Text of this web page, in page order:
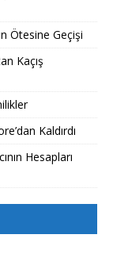
Ötesine Geçişi
Kaçış
Kaldırdı
Hesapları